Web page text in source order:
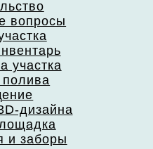
вопросы
участка
дизайна
и заборы